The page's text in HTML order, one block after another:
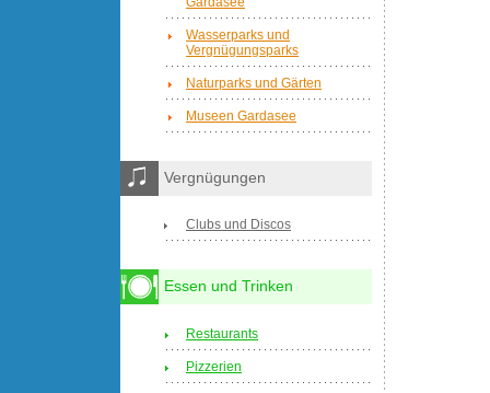
Wasserparks und
Vergnügungsparks
Naturparks und Gärten
Museen Gardasee
Vergnügungen
Clubs und Discos
Essen und Trinken
Restaurants
Pizzerien